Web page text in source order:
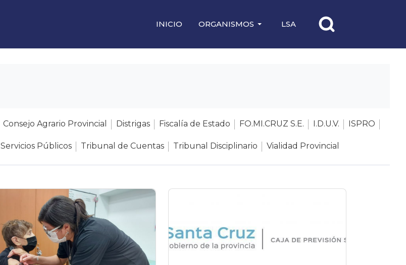
INICIO ORGANISMOS LSA
Consejo Agrario Provincial Distrigas Fiscalía de Estado FO.MI.CRUZ S.E. I.D.U.V. ISPRO
Servicios Públicos Tribunal de Cuentas Tribunal Disciplinario Vialidad Provincial